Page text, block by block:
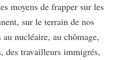
moyens de frapper sur les
sur le terrain de nos
nucléaire, au chômage,
des travailleurs immigrés,